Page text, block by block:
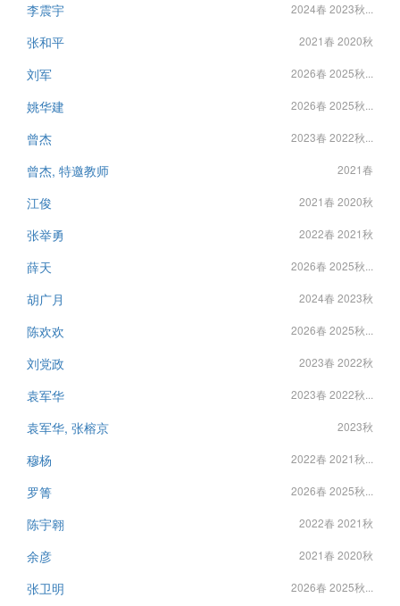
李震宇 2024春 2023秋...
张和平 2021春 2020秋
刘军 2026春 2025秋...
姚华建 2026春 2025秋...
曾杰 2023春 2022秋...
曾杰, 特邀教师 2021春
江俊 2021春 2020秋
张举勇 2022春 2021秋
薛天 2026春 2025秋...
胡广月 2024春 2023秋
陈欢欢 2026春 2025秋...
刘党政 2023春 2022秋
袁军华 2023春 2022秋...
袁军华, 张榕京 2023秋
穆杨 2022春 2021秋...
罗箐 2026春 2025秋...
陈宇翱 2022春 2021秋
余彦 2021春 2020秋
张卫明 2026春 2025秋...